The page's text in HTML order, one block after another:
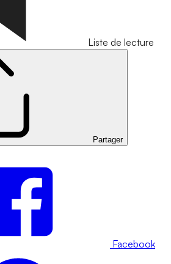
Liste de lecture
Partager
Facebook